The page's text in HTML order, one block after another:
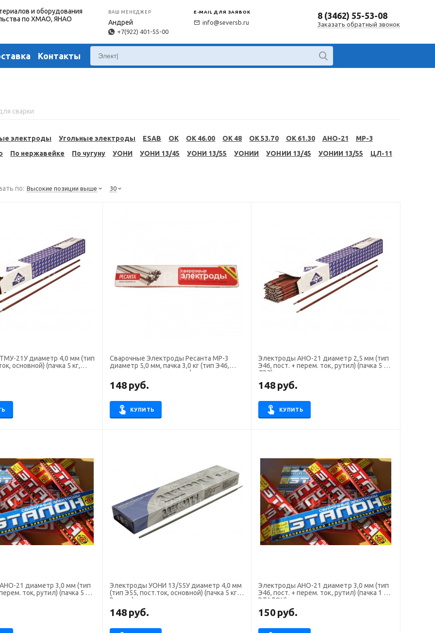
и оборудования
по ХМАО, ЯНАО
ВАШ МЕНЕДЖЕР
Андрей
+7(922) 401-55-00
E-MAIL ДЛЯ ЗАЯВОК
info@seversb.ru
8 (3462) 55-53-08
Заказать обратный звонок
Контакты
сварки
электроды Угольные электроды ESAB OK OK 46.00 OK 48 OK 53.70 OK 61.30 АНО-21
МР-3
По нержавейке По чугуну УОНИ УОНИ 13/45 УОНИ 13/55 УОНИИ УОНИИ 13/45 УОНИИ 13/55
ЦЛ-11
по: Высокие позиции выше 30
диаметр 4,0 мм (тип
основной) (пачка 5 кг,
Сварочные Электроды Ресанта МР-3
диаметр 5,0 мм, пачка 3,0 кг (тип Э46,
пост. + перем. ток, рутил)
148руб.
КУПИТЬ
Электроды АНО-21 диаметр 2,5 мм (тип
Э46, пост. + перем. ток, рутил) (пачка 5 кг,
ЛЭЗ)
148руб.
КУПИТЬ
диаметр 3,0 мм (тип
ток, рутил) (пачка 5 кг,
Электроды УОНИ 13/55У диаметр 4,0 мм
(тип Э55, пост.ток, основной) (пачка 5 кг,
Ротекс)
148руб.
Электроды АНО-21 диаметр 3,0 мм (тип
Э46, пост. + перем. ток, рутил) (пачка 1 кг,
ЭТАЛОН)
150руб.